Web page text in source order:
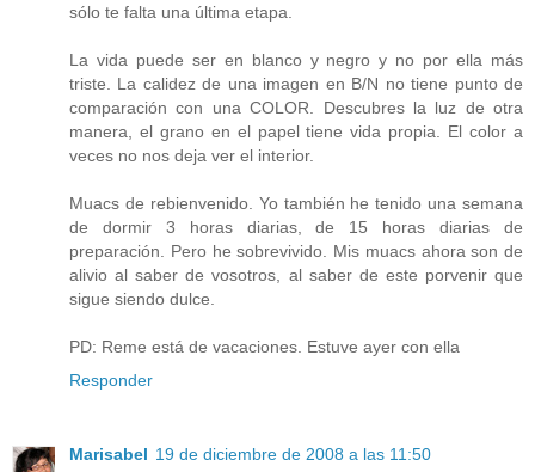
sólo te falta una última etapa.
La vida puede ser en blanco y negro y no por ella más
triste. La calidez de una imagen en B/N no tiene punto de
comparación con una COLOR. Descubres la luz de otra
manera, el grano en el papel tiene vida propia. El color a
veces no nos deja ver el interior.
Muacs de rebienvenido. Yo también he tenido una semana
de dormir 3 horas diarias, de 15 horas diarias de
preparación. Pero he sobrevivido. Mis muacs ahora son de
alivio al saber de vosotros, al saber de este porvenir que
sigue siendo dulce.
PD: Reme está de vacaciones. Estuve ayer con ella
Responder
Marisabel 19 de diciembre de 2008 a las 11:50